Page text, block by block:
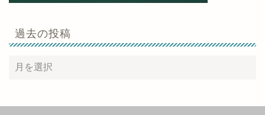
過去の投稿